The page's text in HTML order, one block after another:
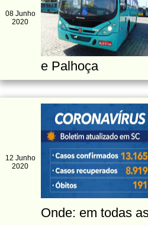
08 Junho
2020
e Palhoça
12 Junho
2020
Onde: em todas